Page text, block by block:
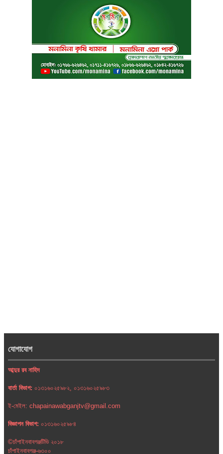
যোগাযোগ
আব্দুর রব নাহিদ
বার্তা বিভাগ: ০১৩১৬০২৫৯৮২, ০১৩১৬০২৫৯৮৩
ই-মেইল: chapainawabganjtv@gmail.com
বিজ্ঞাপন বিভাগ: ০১৩১৬০২৫৯৮৪
©চাঁপাইনবাবগঞ্জটিভি ২০১৮
চাঁপাইনবাবগঞ্জ-৬৩০০